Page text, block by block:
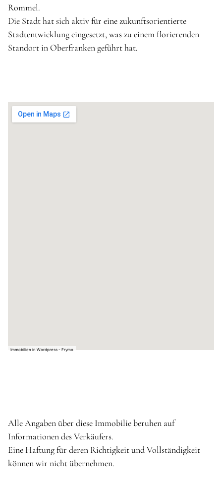
Rommel.
Die Stadt hat sich aktiv für eine zukunftsorientierte
Stadtentwicklung eingesetzt, was zu einem florierenden
Standort in Oberfranken geführt hat.
Immobilien in Wordpress - Frymo
Alle Angaben über diese Immobilie beruhen auf
Informationen des Verkäufers.
Eine Haftung für deren Richtigkeit und Vollständigkeit
können wir nicht übernehmen.